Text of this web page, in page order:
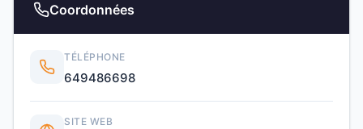
Coordonnées
TÉLÉPHONE
649486698
SITE WEB